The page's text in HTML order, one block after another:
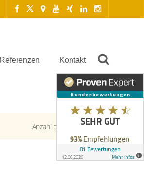
Referenzen Kontakt
Anzahl der Objekte: 5 | 8